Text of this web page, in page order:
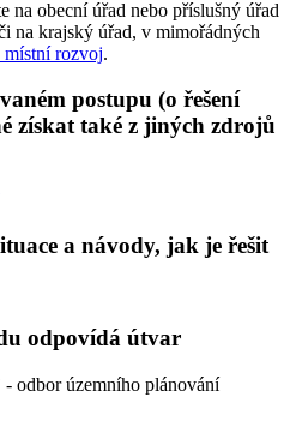
na obecní úřad nebo příslušný úřad
na krajský úřad, v mimořádných
rozvoj.
postupu (o řešení
získat také z jiných zdrojů
a návody, jak je řešit
odpovídá útvar
odbor územního plánování